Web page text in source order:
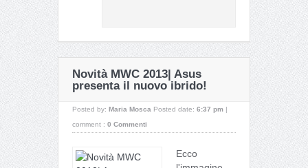
Novità MWC 2013| Asus
presenta il nuovo ibrido!
Posted by: Maria Mosca Posted date: 6:37 pm |
comment : 0 Commenti
Ecco